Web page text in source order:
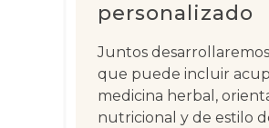
personalizado
Juntos
que puede incluir
medicina herbal,
nutricional y de estilo